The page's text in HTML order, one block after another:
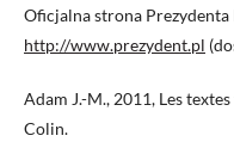
Oficjalna strona
http://www.prezydent.pl
Adam J.-M., 2011, Les
Colin.